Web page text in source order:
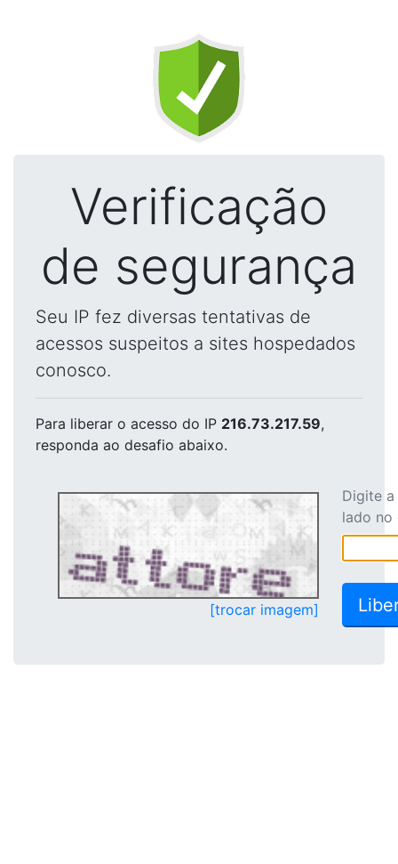
Verificação
de segurança
Seu IP fez diversas tentativas de
acessos suspeitos a sites hospedados
conosco.
Para liberar o acesso do IP 216.73.217.59,
responda ao desafio abaixo.
[trocar imagem]
Digite
lado no